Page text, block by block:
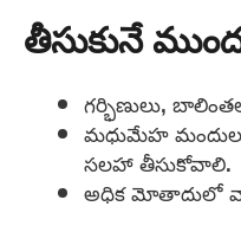
తీసుకునే
గర్భిణులు,
మధుమేహ
సలహా తీసుకోవాలి.
అధిక మోతాదులో